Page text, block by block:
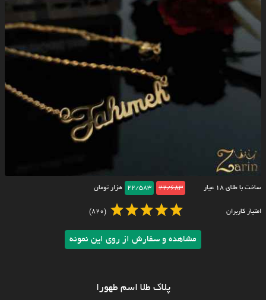
ساخت با طلای ۱۸ عیار 22/683
22/583 هزار تومان
امتیاز کاربران (820)
مشاهده و سفارش از روی این نمونه
پلاک طلا اسم طهورا